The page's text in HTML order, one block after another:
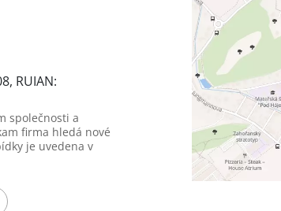
RUIAN:
společnosti a
firma hledá nové
je uvedena v